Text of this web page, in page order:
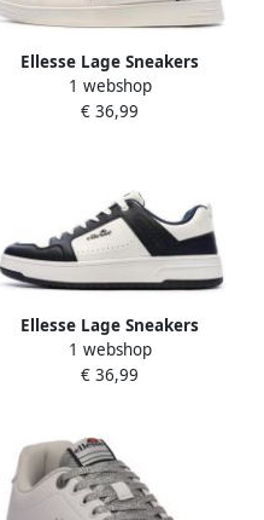
Ellesse Lage Sneakers
Baskets
1 webshop
€ 36,99
Ellesse Lage Sneakers
SANDY
1 webshop
€ 36,99